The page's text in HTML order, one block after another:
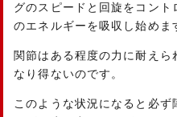
グのスピードと回旋をコン
のエネルギーを吸収し始めま
関節はある程度の力に耐え
なり得ないのです。
このような状況になると必